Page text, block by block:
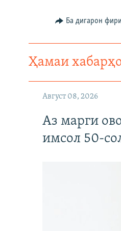
Ба дигарон
Ҳамаи
Август 08, 2026
Аз марги
имсол 50-